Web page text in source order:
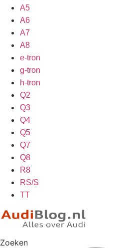
A5
A6
A7
A8
e-tron
g-tron
h-tron
Q2
Q3
Q4
Q5
Q7
Q8
R8
RS/S
TT
Zoeken